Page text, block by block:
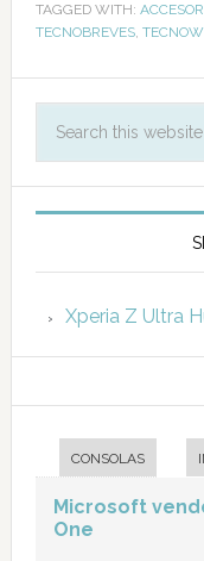
TAGGED WITH:
TECNOBREVES,
Xperia Z Ultra
CONSOLAS
Microsoft
One